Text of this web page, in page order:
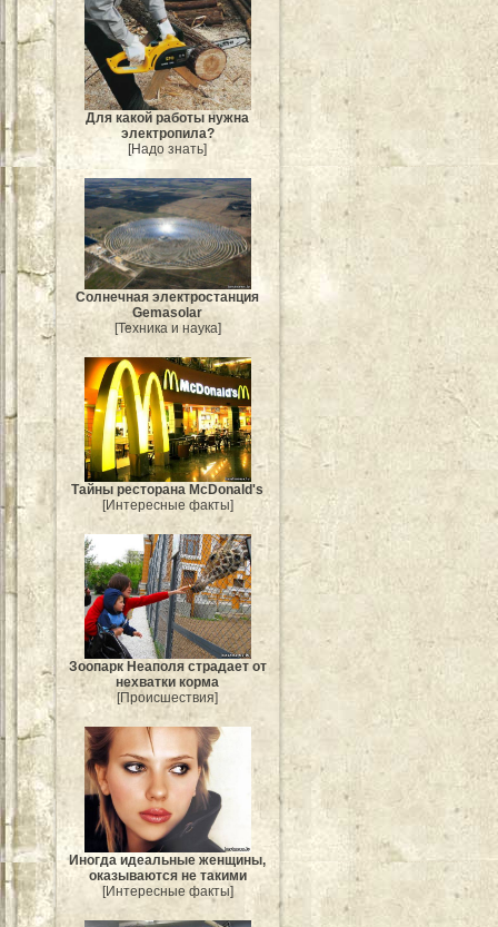
Для какой работы нужна
электропила?
[Надо знать]
Солнечная электростанция
Gemasolar
[Техника и наука]
Тайны ресторана McDonald's
[Интересные факты]
Зоопарк Неаполя страдает от
нехватки корма
[Происшествия]
Иногда идеальные женщины,
оказываются не такими
[Интересные факты]